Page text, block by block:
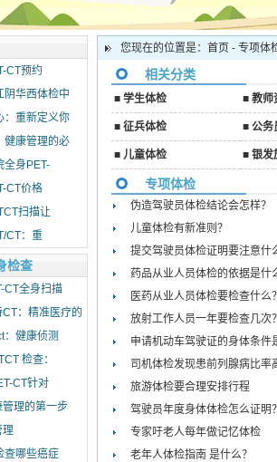
CT预约
阴华西体检中
：重新定义你
健康管理的必
全身PET-
CT价格
扫描让
CT：重
检查
CT全身扫描
：精准医疗的
：健康侦测
检查：
CT针对
理的第一步
理
查哪些癌症
您现在的位置是：首页 - 专项体
相关分类
■ 学生体检 ■ 教师
■ 征兵体检 ■ 公务
■ 儿童体检 ■ 银发
专项体检
伪造驾驶员体检结论会怎样？
儿童体检有新准则？
提交驾驶员体检证明要注意什
药品从业人员体检的依据是什
医药从业人员体检要检查什么？
放射工作人员一年要检查几次？
申请机动车驾驶证的身体条件
司机体检发现患前列腺病比率
旅游体检要合理安排行程
驾驶员年度身体体检怎么证明？
专家吁老人每年做记忆体检
老年人体检指南 是什么？